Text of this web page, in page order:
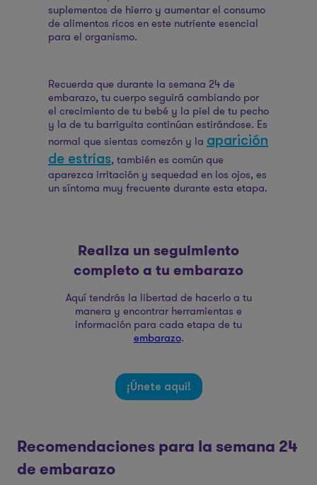
suplementos de hierro y aumentar el consumo
de alimentos ricos en este nutriente esencial
para el organismo.
Recuerda que durante la semana 24 de
embarazo, tu cuerpo seguirá cambiando por
el crecimiento de tu bebé y la piel de tu pecho
y la de tu barriguita continúan estirándose. Es
normal que sientas comezón y la aparición
de estrías, también es común que
aparezca irritación y sequedad en los ojos, es
un síntoma muy frecuente durante esta etapa.
Realiza un seguimiento
completo a tu embarazo
Aquí tendrás la libertad de hacerlo a tu
manera y encontrar herramientas e
información para cada etapa de tu
embarazo.
¡Únete aquí!
Recomendaciones para la semana 24
de embarazo